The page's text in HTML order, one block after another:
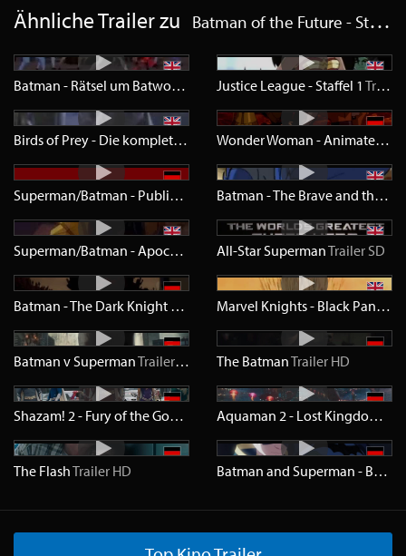
Ähnliche Trailer zu Batman of the Future - Staffel 1
Batman - Rätsel um Batwoman Trailer SD
Justice League - Staffel 1 Trailer
Birds of Prey - Die komplette Serie TrailerSD Wonder Woman - Animated Original Movie
Superman/Batman - Public Enemies Trailer SD Batman - The Brave and the Bold
Superman/Batman - Apocalypse TrailerSD
All-Star SupermanTrailer SD
Batman - The Dark Knight Returns - Teil 1 TrailerSD Marvel Knights - Black Panther
Batman v SupermanTrailerHD The BatmanTrailer HD
Shazam! 2 - Fury of the Gods TrailerHD Aquaman 2 - Lost Kingdom
The FlashTrailer HD Batman and Superman - Battle of the Super Sons